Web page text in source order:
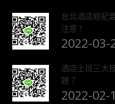
台北酒店經紀
注意！
2022-03-
酒店上班三大
題？
2022-02-